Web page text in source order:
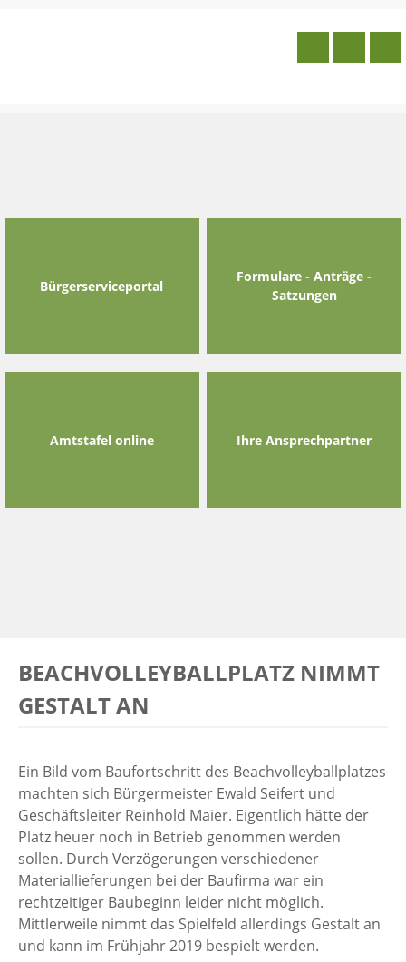
Bürgerserviceportal
Formulare - Anträge -
Satzungen
Amtstafel online Ihre Ansprechpartner
BEACHVOLLEYBALLPLATZ NIMMT
GESTALT AN
Ein Bild vom Baufortschritt des Beachvolleyballplatzes
machten sich Bürgermeister Ewald Seifert und
Geschäftsleiter Reinhold Maier. Eigentlich hätte der
Platz heuer noch in Betrieb genommen werden
sollen. Durch Verzögerungen verschiedener
Materiallieferungen bei der Baufirma war ein
rechtzeitiger Baubeginn leider nicht möglich.
Mittlerweile nimmt das Spielfeld allerdings Gestalt an
und kann im Frühjahr 2019 bespielt werden.